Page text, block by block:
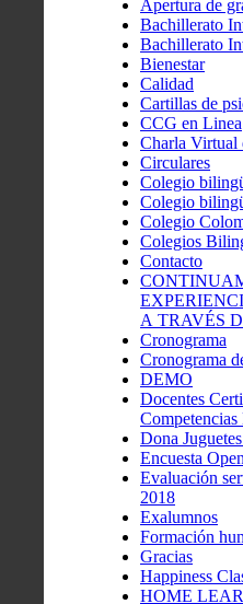
Apertura de
Bachillerato
Bachillerato
Bienestar
Calidad
Cartillas de
CCG en Linea
Charla Virtual
Circulares
Colegio
Colegio
Colegio
Colegios
Contacto
A TRAVÉS
Cronograma
Cronograma
DEMO
Docentes
Dona
Encuesta
Evaluación
2018
Exalumnos
Formación
Gracias
Happiness
HOME